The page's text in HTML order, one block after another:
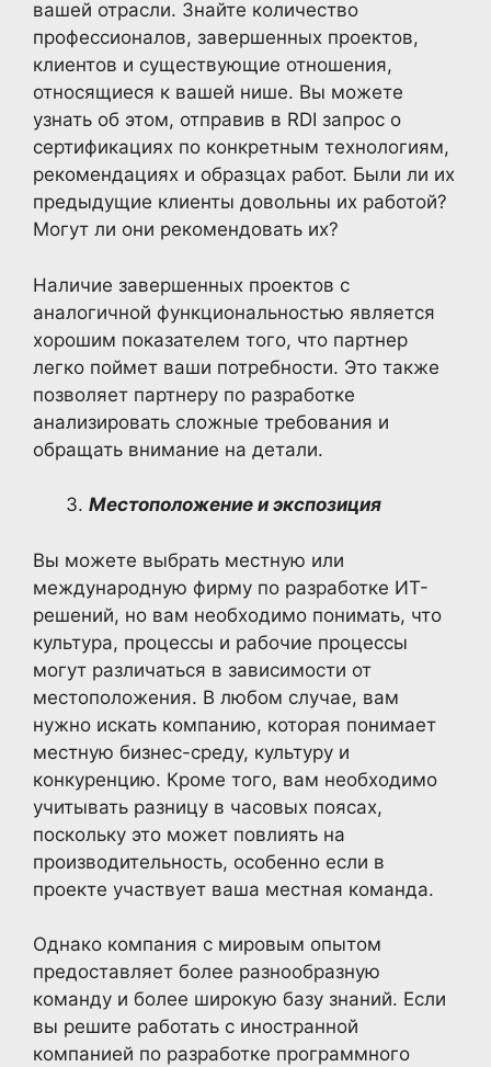
вашей отрасли. Знайте количество
профессионалов, завершенных проектов,
клиентов и существующие отношения,
относящиеся к вашей нише. Вы можете
узнать об этом, отправив в RDI запрос о
сертификациях по конкретным технологиям,
рекомендациях и образцах работ. Были ли их
предыдущие клиенты довольны их работой?
Могут ли они рекомендовать их?
Наличие завершенных проектов с
аналогичной функциональностью является
хорошим показателем того, что партнер
легко поймет ваши потребности. Это также
позволяет партнеру по разработке
анализировать сложные требования и
обращать внимание на детали.
Местоположение и экспозиция
Вы можете выбрать местную или
международную фирму по разработке ИТ-
решений, но вам необходимо понимать, что
культура, процессы и рабочие процессы
могут различаться в зависимости от
местоположения. В любом случае, вам
нужно искать компанию, которая понимает
местную бизнес-среду, культуру и
конкуренцию. Кроме того, вам необходимо
учитывать разницу в часовых поясах,
поскольку это может повлиять на
производительность, особенно если в
проекте участвует ваша местная команда.
Однако компания с мировым опытом
предоставляет более разнообразную
команду и более широкую базу знаний. Если
вы решите работать с иностранной
компанией по разработке программного